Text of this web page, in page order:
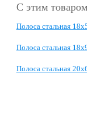
С этим
Полоса стальная
Полоса стальная
Полоса стальная